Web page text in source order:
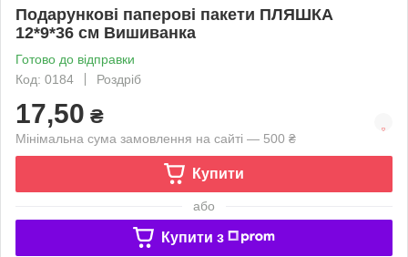
Подарункові паперові пакети ПЛЯШКА
12*9*36 см Вишиванка
Готово до відправки
Код: 0184
Роздріб
17,50 ₴
Мінімальна сума замовлення на сайті — 500 ₴
Купити
або
Купити з